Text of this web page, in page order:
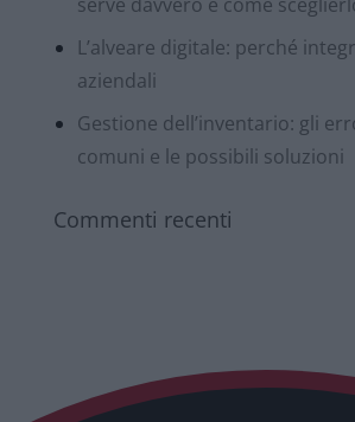
L’alveare digitale: perché
aziendali
Gestione dell’inventario: gli
comuni e le possibili soluzioni
Commenti recenti